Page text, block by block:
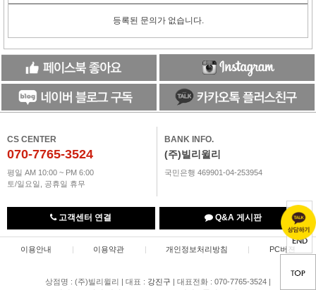
TOP
END
등록된 문의가 없습니다.
CS CENTER
070-7765-3524
평일 AM 10:00 ~ PM 6:00
토/일요일, 공휴일 휴무
BANK INFO.
(주)빌리윌리
국민은행 469901-04-253954
고객센터 연결 Q&A 게시판
이용안내 | 이용약관 | 개인정보처리방침 | PC버젼
상점명 : (주)빌리윌리 | 대표 : 강진구 | 대표전화 : 070-7765-3524 |